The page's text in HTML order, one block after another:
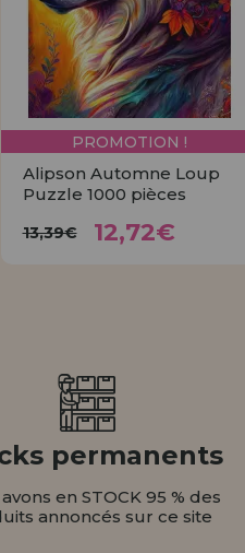
PROMOTION !
Alipson Automne Loup
Puzzle 1000 pièces
13,39€ 12,72€
permanents
en STOCK 95 % des
annoncés sur ce site